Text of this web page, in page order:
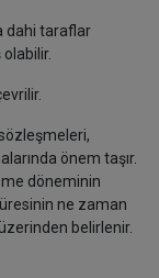
dahi taraflar
önem taşır.
döneminin
ne zaman
belirlenir.